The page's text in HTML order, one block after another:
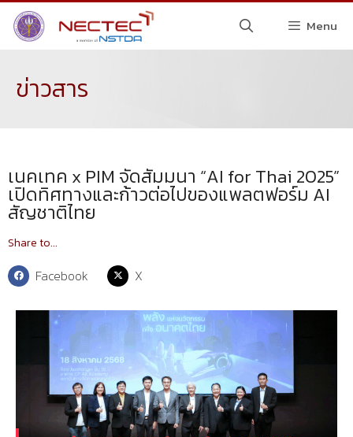
Menu
ข่าวสาร
เนคเทค x PIM จัดสัมมนา “AI for Thai 2025”
เปิดทิศทางและก้าวต่อไปของแพลตฟอร์ม AI
สัญชาติไทย
Share to...
Facebook X